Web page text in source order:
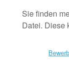
Sie finden
Datei. Diese